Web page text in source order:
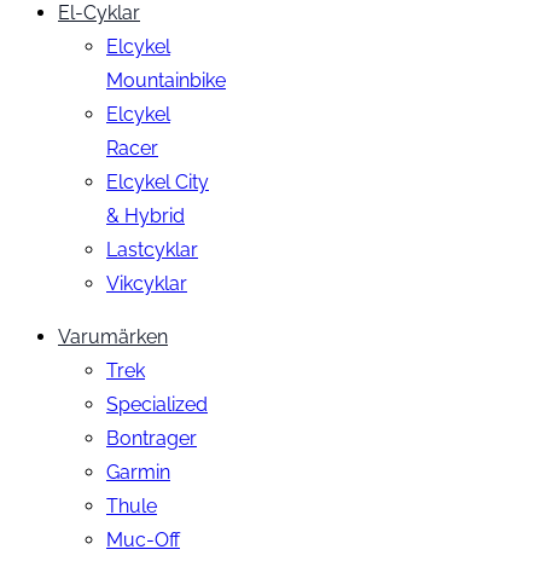
El-Cyklar
Elcykel
Mountainbike
Elcykel
Racer
Elcykel City
& Hybrid
Lastcyklar
Vikcyklar
Varumärken
Trek
Specialized
Bontrager
Garmin
Thule
Muc-Off